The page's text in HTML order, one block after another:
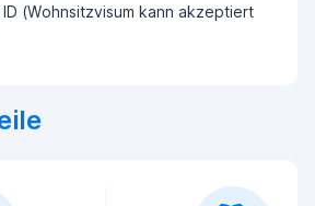
ID (Wohnsitzvisum kann akzeptiert